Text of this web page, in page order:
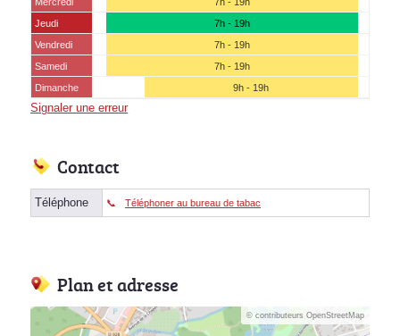
Jeudi
7h - 19h
Vendredi
7h - 19h
Samedi
7h - 19h
Dimanche
9h - 19h
Signaler une erreur
Contact
Téléphone Téléphoner au bureau de tabac
Plan et adresse
© contributeurs OpenStreetMap